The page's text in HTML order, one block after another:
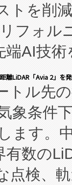
施設の
ェーン
く、持
現地生
担を大
大する
設計・
び知的
トを削
フォル
AI技術
：本社
エンタ
本にあ
テム（
載プラ
に至る
離LiDAR「Avia 2」を
トル先
象条件
ます。
数の
点検、